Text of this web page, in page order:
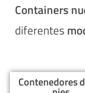
Containers
diferentes
Contenedores